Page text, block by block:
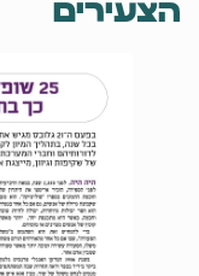
הצעירים